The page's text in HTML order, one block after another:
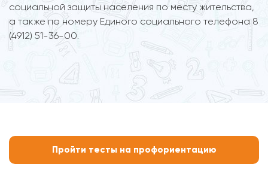
социальной защиты населения по месту жительства,
а также по номеру Единого социального телефона 8
(4912) 51-36-00.
Пройти тесты на профориентацию